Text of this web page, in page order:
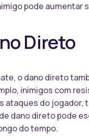
pode
Direto
o dano direto
inimigos com
ataques do jogador,
dano direto pode
do tempo.